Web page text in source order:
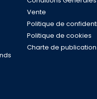
Vente
Politique de
Politique de cookies
Charte de publication